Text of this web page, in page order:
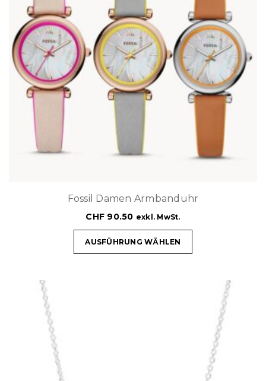
Fossil Damen Armbanduhr
CHF 90.50 exkl. MwSt.
AUSFÜHRUNG WÄHLEN